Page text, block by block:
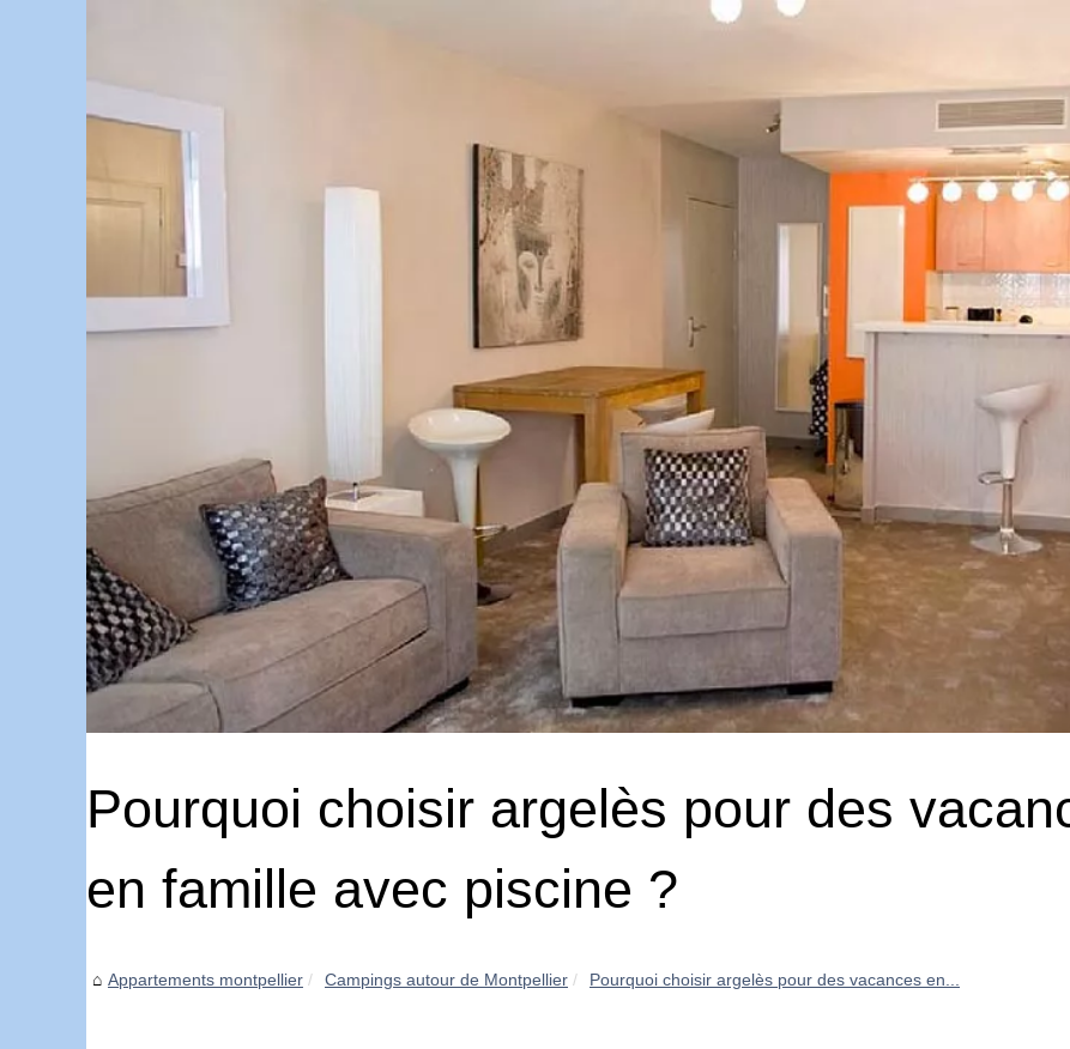
Pourquoi choisir argelès pour des
en famille avec piscine ?
Appartements montpellier Campings autour de Montpellier Pourquoi choisir argelès pour des vacances en...